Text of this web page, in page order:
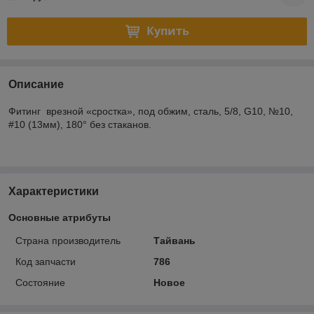
Купить
Описание
Фитинг врезной «сростка», под обжим, сталь, 5/8, G10, №10,
#10 (13мм), 180° без стаканов.
Характеристики
Основные атрибуты
Страна производитель
Тайвань
Код запчасти
786
Состояние
Новое